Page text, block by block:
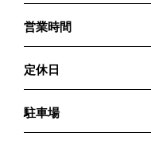
営業時間
定休日
駐車場